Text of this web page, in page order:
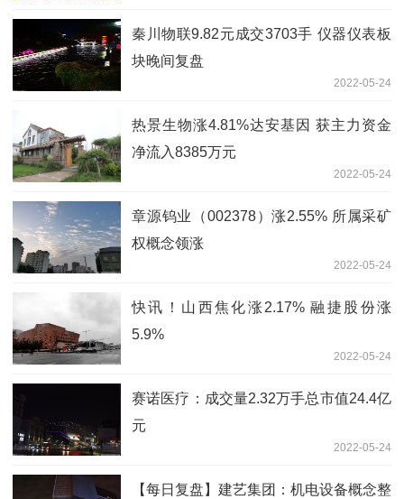
秦川物联9.82元成交3703手 仪器仪表板
块晚间复盘
2022-05-24
热景生物涨4.81%达安基因 获主力资金
净流入8385万元
2022-05-24
章源钨业（002378）涨2.55% 所属采矿
权概念领涨
2022-05-24
快讯！山西焦化涨2.17% 融捷股份涨
5.9%
2022-05-24
赛诺医疗：成交量2.32万手总市值24.4亿
元
2022-05-24
【每日复盘】建艺集团：机电设备概念整